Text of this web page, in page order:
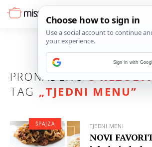
PRONAĐENO8
TAG „TJEDNI MENU”
TJEDNI MENI
NOVI FAVORITI Top 5
ŠPAJZA
Sign in with